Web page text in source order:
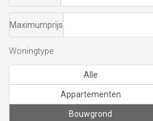
Maximumprijs
Woningtype
Alle
Appartementen
Bouwgrond